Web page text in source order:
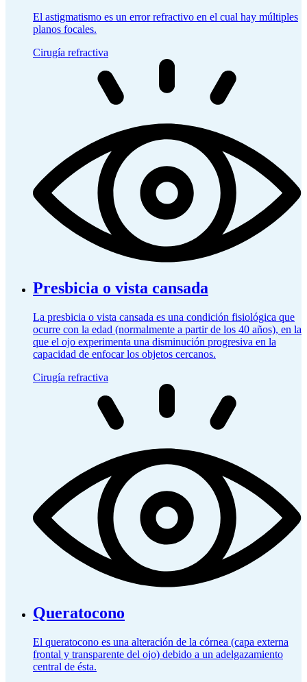
El astigmatismo es un error refractivo en el cual hay múltiples
planos focales.
Cirugía refractiva
Presbicia o vista cansada
La presbicia o vista cansada es una condición fisiológica que
ocurre con la edad (normalmente a partir de los 40 años), en la
que el ojo experimenta una disminución progresiva en la
capacidad de enfocar los objetos cercanos.
Cirugía refractiva
Queratocono
El queratocono es una alteración de la córnea (capa externa
frontal y transparente del ojo) debido a un adelgazamiento
central de ésta.